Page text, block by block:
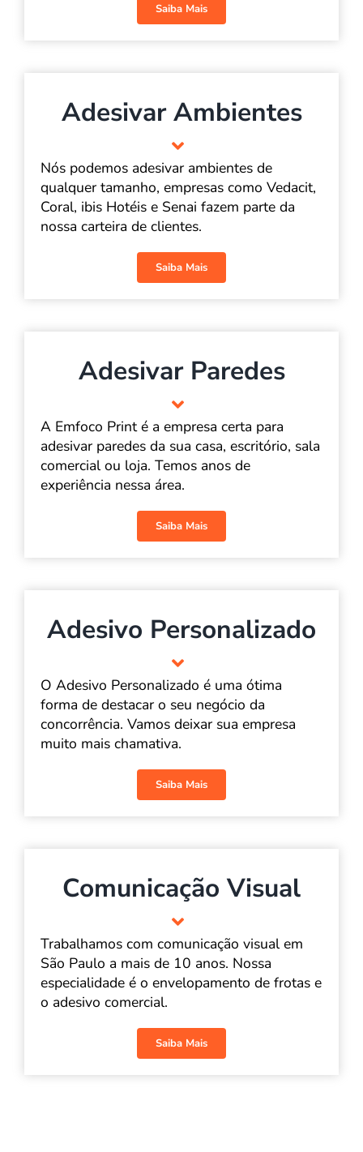
Saiba Mais
Adesivar Ambientes
Nós podemos adesivar ambientes de
qualquer tamanho, empresas como Vedacit,
Coral, ibis Hotéis e Senai fazem parte da
nossa carteira de clientes.
Saiba Mais
Adesivar Paredes
A Emfoco Print é a empresa certa para
adesivar paredes da sua casa, escritório, sala
comercial ou loja. Temos anos de
experiência nessa área.
Saiba Mais
Adesivo Personalizado
O Adesivo Personalizado é uma ótima
forma de destacar o seu negócio da
concorrência. Vamos deixar sua empresa
muito mais chamativa.
Saiba Mais
Comunicação Visual
Trabalhamos com comunicação visual em
São Paulo a mais de 10 anos. Nossa
especialidade é o envelopamento de frotas e
o adesivo comercial.
Saiba Mais